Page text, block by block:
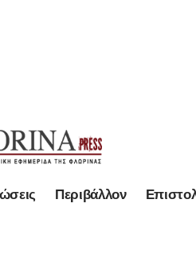
Περιβάλλον